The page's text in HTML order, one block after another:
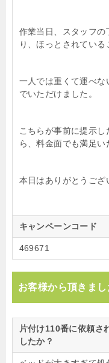
作業当日、スタッフの
り、ほっとされている
一人では重くて運べな
でいただけました。
こちらが事前に提示
ら、料金面でも満足い
本日はありがとうござ
キャンペーンコード
469671
お客様から頂きま
片付け110番に依頼さ
したか？